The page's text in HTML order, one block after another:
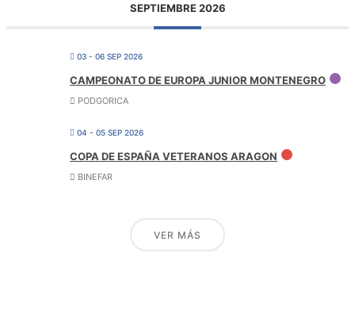
SEPTIEMBRE 2026
03 - 06 SEP 2026
CAMPEONATO DE EUROPA JUNIOR MONTENEGRO
PODGORICA
04 - 05 SEP 2026
COPA DE ESPAÑA VETERANOS ARAGON
BINEFAR
VER MÁS